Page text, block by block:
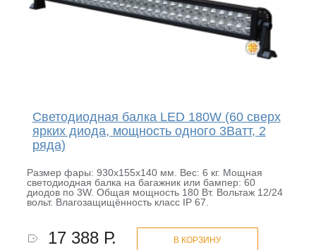
Светодиодная балка LED 180W (60 сверх
ярких диода, мощность одного 3Ватт, 2
ряда)
Размер фары: 930х155х140 мм. Вес: 6 кг. Мощная
светодиодная балка на багажник или бампер: 60
диодов по 3W. Общая мощность 180 Вт. Вольтаж 12/24
вольт. Влагозащищённость класс IP 67.
17 388 Р. В КОРЗИНУ